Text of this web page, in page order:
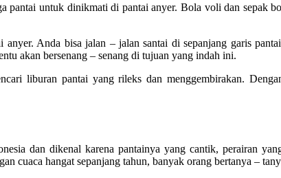
pantai untuk dinikmati di pantai anyer. Bola voli dan sepak
Anda bisa jalan – jalan santai di sepanjang garis
akan bersenang – senang di tujuan yang indah ini.
liburan pantai yang rileks dan menggembirakan.
dan dikenal karena pantainya yang cantik, perairan
cuaca hangat sepanjang tahun, banyak orang bertanya –